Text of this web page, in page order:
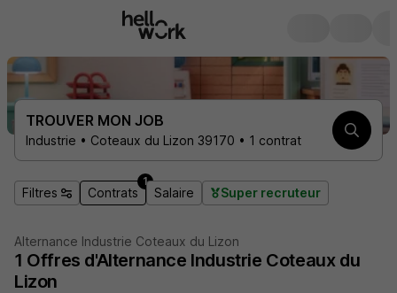
TROUVER MON JOB
Industrie • Coteaux du Lizon 39170 • 1 contrat
Filtres Contrats
1
Salaire Super recruteur
Alternance Industrie Coteaux du Lizon
1 Offres d'Alternance Industrie Coteaux du
Lizon